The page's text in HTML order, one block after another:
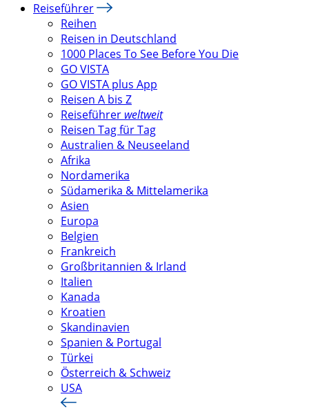
Reiseführer
Reihen
Reisen in Deutschland
1000 Places To See Before You Die
GO VISTA
GO VISTA plus App
Reisen A bis Z
Reiseführer weltweit
Reisen Tag für Tag
Australien & Neuseeland
Afrika
Nordamerika
Südamerika & Mittelamerika
Asien
Europa
Belgien
Frankreich
Großbritannien & Irland
Italien
Kanada
Kroatien
Skandinavien
Spanien & Portugal
Türkei
Österreich & Schweiz
USA